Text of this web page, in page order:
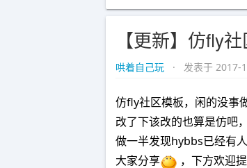
【更新】仿fly
哄着自己玩 · 发表于 2017-
仿fly社区模板，闲的没事
改了下该改的也算是仿吧
做一半发现hybbs已经有
大家分享
，下方欢迎